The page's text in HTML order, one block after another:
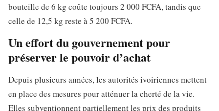
bouteille de 6 kg coûte toujours 2 000 FCFA, tandis que
celle de 12,5 kg reste à 5 200 FCFA.
Un effort du gouvernement pour
préserver le pouvoir d’achat
Depuis plusieurs années, les autorités ivoiriennes mettent
en place des mesures pour atténuer la cherté de la vie.
Elles subventionnent partiellement les prix des produits